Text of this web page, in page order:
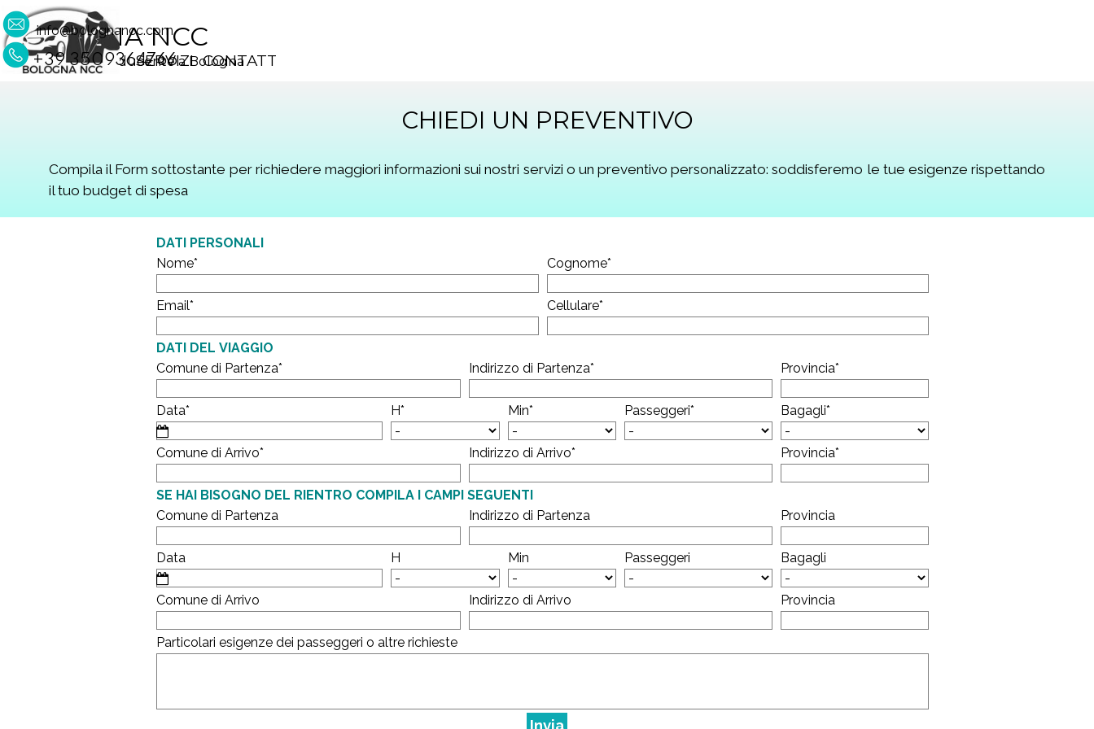
Vai ai contenuti
info@bolognancc.com
+39 3509364766
BOLOGNA NCC
Noleggio con Conducente a Bologna
Salta menù
HOME SERVIZI CONTATTI
CHIEDI UN PREVENTIVO
Compila il Form sottostante per richiedere maggiori informazioni sui nostri servizi o un preventivo personalizzato: soddisferemo le tue esigenze rispettando
il tuo budget di spesa
DATI PERSONALI
Nome* Cognome*
Email* Cellulare*
DATI DEL VIAGGIO
Comune di Partenza* Indirizzo di Partenza* Provincia*
Data* H* Min* Passeggeri* Bagagli*
Comune di Arrivo* Indirizzo di Arrivo* Provincia*
SE HAI BISOGNO DEL RIENTRO COMPILA I CAMPI SEGUENTI
Comune di Partenza
Indirizzo di Partenza Provincia
Data H Min Passeggeri Bagagli
Comune di Arrivo Indirizzo di Arrivo Provincia
Particolari esigenze dei passeggeri o altre richieste